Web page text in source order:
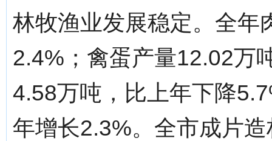
林牧渔业发展稳定。全年
2.4%；禽蛋产量12.02万
4.58万吨，比上年下降
年增长2.3%。全市成片